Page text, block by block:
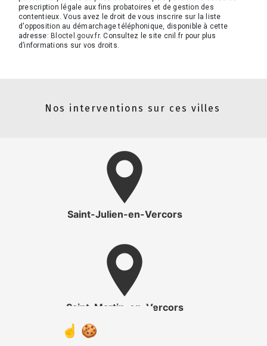
prescription légale aux fins probatoires et de gestion des
contentieux. Vous avez le droit de vous inscrire sur la liste
d'opposition au démarchage téléphonique, disponible à cette
adresse: Bloctel.gouv.fr. Consultez le site cnil.fr pour plus
d’informations sur vos droits.
Nos interventions sur ces villes
Saint-Julien-en-Vercors
Saint-Martin-en-Vercors